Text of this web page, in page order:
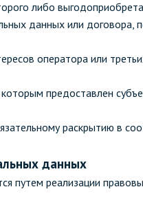
либо
данных или договора,
оператора или
предоставлен
раскрытию в
данных
путем реализации